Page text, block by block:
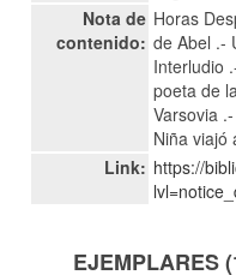
Nota de
contenido:
Horas
de Abel .-
Interludio
poeta de
Varsovia
Niña viajó
Link: https://
EJEMPLARES